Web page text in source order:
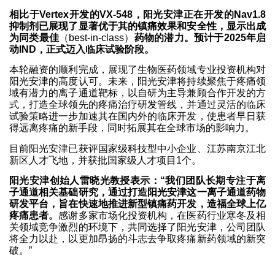
相比于Vertex开发的VX-548，阳光安津正在开发的Nav1.8
抑制剂已展现了显著优于其的镇痛效果和安全性，显示出成
为同类最佳 （best-in-class） 药物的潜力。预计于2025年启
动IND，正式迈入临床试验阶段。
本轮融资的顺利完成，展现了生物医药领域专业投资机构对
阳光安津的高度认可。未来，阳光安津将持续聚焦于疼痛领
域有潜力的离子通道靶标，以自研为主导兼顾合作开发的方
式，打造全球领先的疼痛治疗研发管线，并通过灵活的临床
试验策略进一步加速其在国内外的临床开发，使患者早日获
得远离疼痛的新手段，同时拓展其在全球市场的影响力。
目前阳光安津已获评国家级科技型中小企业、江苏南京江北
新区人才飞地，并获批国家级人才项目1个。
阳光安津创始人雷晓光教授表示：“我们团队长期专注于离
子通道相关基础研究，通过打造阳光安津这一离子通道药物
研发平台，旨在快速地推进新型镇痛药开发，造福全球上亿
疼痛患者。感谢多家市场化投资机构，在医药行业寒冬及相
关领域竞争激烈的环境下，共同选择了阳光安津，公司团队
将全力以赴，以更加昂扬的斗志去争取疼痛新药领域的新突
破。”